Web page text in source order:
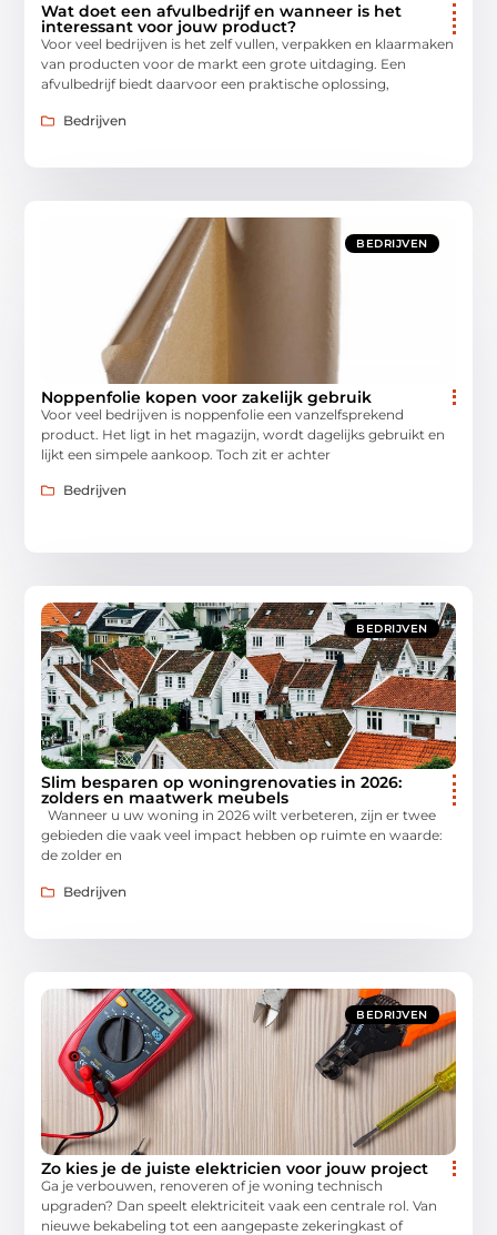
Wat doet een afvulbedrijf en wanneer is het
interessant voor jouw product?
Voor veel bedrijven is het zelf vullen, verpakken en klaarmaken
van producten voor de markt een grote uitdaging. Een
afvulbedrijf biedt daarvoor een praktische oplossing,
Bedrijven
BEDRIJVEN
Noppenfolie kopen voor zakelijk gebruik
Voor veel bedrijven is noppenfolie een vanzelfsprekend
product. Het ligt in het magazijn, wordt dagelijks gebruikt en
lijkt een simpele aankoop. Toch zit er achter
Bedrijven
BEDRIJVEN
Slim besparen op woningrenovaties in 2026:
zolders en maatwerk meubels
Wanneer u uw woning in 2026 wilt verbeteren, zijn er twee
gebieden die vaak veel impact hebben op ruimte en waarde:
de zolder en
Bedrijven
BEDRIJVEN
Zo kies je de juiste elektricien voor jouw project
Ga je verbouwen, renoveren of je woning technisch
upgraden? Dan speelt elektriciteit vaak een centrale rol. Van
nieuwe bekabeling tot een aangepaste zekeringkast of